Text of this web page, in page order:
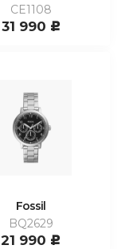
CE1108
31 990 c
Fossil
BQ2629
21 990 c